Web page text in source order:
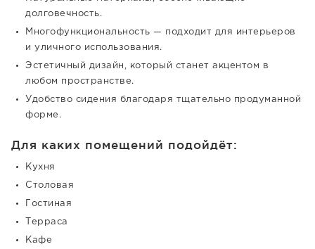
долговечность.
Многофункциональность — подходит для интерьеров
и уличного использования.
Эстетичный дизайн, который станет акцентом в
любом пространстве.
Удобство сидения благодаря тщательно продуманной
форме.
Для каких помещений подойдёт:
Кухня
Столовая
Гостиная
Терраса
Кафе